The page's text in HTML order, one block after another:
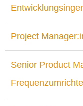
Project
Senior Product